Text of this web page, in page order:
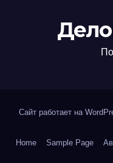
Сайт работает на
Home Sample Page